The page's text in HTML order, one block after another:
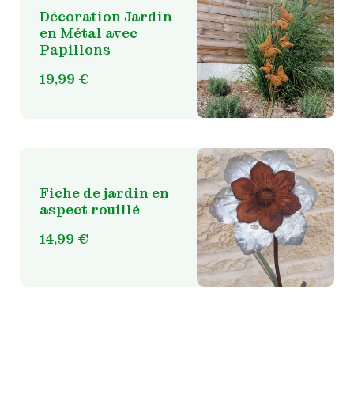
Décoration Jardin
en Métal avec
Papillons
19,99 €
Fiche de jardin en
aspect rouillé
14,99 €